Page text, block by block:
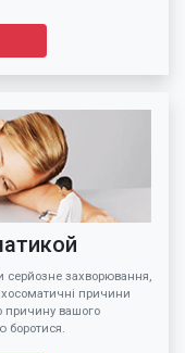
серйозне захворювання,
причини
причину вашого
боротися.